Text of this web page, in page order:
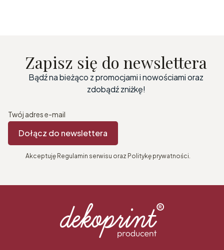
Zapisz się do newslettera
Bądź na bieżąco z promocjami i nowościami oraz
zdobądź zniżkę!
Twój adres e-mail
Dołącz do newslettera
Akceptuję Regulamin serwisu oraz Politykę prywatności.